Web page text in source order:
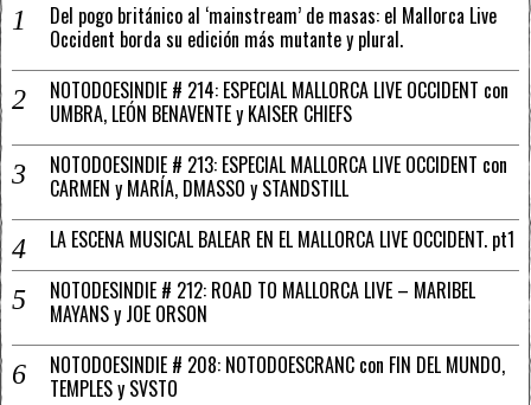
Del pogo británico al ‘mainstream’ de masas: el Mallorca Live
Occident borda su edición más mutante y plural.
NOTODOESINDIE # 214: ESPECIAL MALLORCA LIVE OCCIDENT con
UMBRA, LEÓN BENAVENTE y KAISER CHIEFS
NOTODOESINDIE # 213: ESPECIAL MALLORCA LIVE OCCIDENT con
CARMEN y MARÍA, DMASSO y STANDSTILL
LA ESCENA MUSICAL BALEAR EN EL MALLORCA LIVE OCCIDENT. pt1
NOTODESINDIE # 212: ROAD TO MALLORCA LIVE – MARIBEL
MAYANS y JOE ORSON
NOTODOESINDIE # 208: NOTODOESCRANC con FIN DEL MUNDO,
TEMPLES y SVSTO